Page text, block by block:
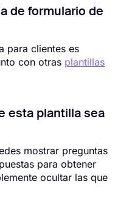
de formulario de
para clientes es
con otras plantillas
esta plantilla sea
mostrar preguntas
para obtener
ocultar las que